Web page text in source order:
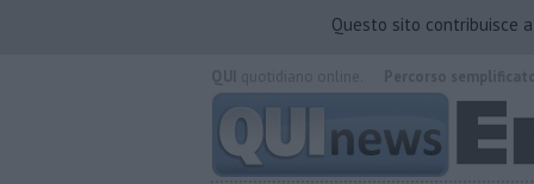
Questo sito contribuisce